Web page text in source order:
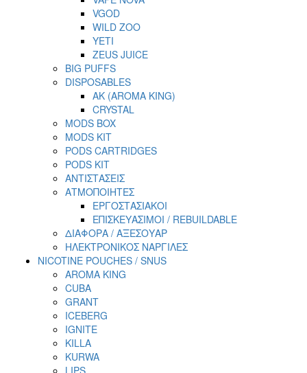
VGOD
WILD ZOO
YETI
ZEUS JUICE
BIG PUFFS
DISPOSABLES
AK (AROMA KING)
CRYSTAL
MODS BOX
MODS KIT
PODS CARTRIDGES
PODS KIT
ΑΝΤΙΣΤΑΣΕΙΣ
ΑΤΜΟΠΟΙΗΤΕΣ
ΕΡΓΟΣΤΑΣΙΑΚΟΙ
ΕΠΙΣΚΕΥΑΣΙΜΟΙ / REBUILDABLE
ΔΙΑΦΟΡΑ / ΑΞΕΣΟΥΑΡ
ΗΛΕΚΤΡΟΝΙΚΟΣ ΝΑΡΓΙΛΕΣ
NICOTINE POUCHES / SNUS
AROMA KING
CUBA
GRANT
ICEBERG
IGNITE
KILLA
KURWA
LIPS